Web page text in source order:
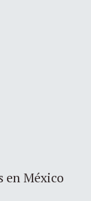
en México